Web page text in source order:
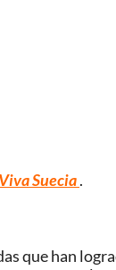
Suecia.
que han